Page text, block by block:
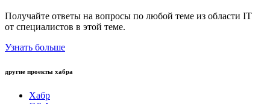
Получайте ответы на вопросы по любой теме из области IT
от специалистов в этой теме.
Узнать больше
другие проекты хабра
Хабр